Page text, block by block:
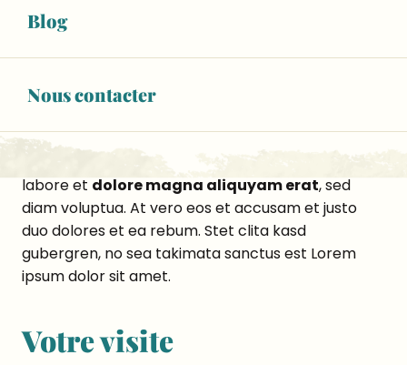
Blog
Nous contacter
labore et dolore magna aliquyam erat, sed diam
voluptua. At vero eos et accusam et
dolores et ea rebum. Stet clita kasd gubergren,
amet.
Lorem ipsum dolor sit amet, consetetur sadipscing
elitr, sed diam nonumy eirmod tempor invidunt ut
labore et dolore magna aliquyam erat, sed
diam voluptua. At vero eos et accusam et justo
duo dolores et ea rebum. Stet clita kasd
gubergren, no sea takimata sanctus est Lorem
ipsum dolor sit amet.
Votre visite